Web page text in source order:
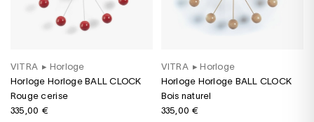
VITRA ▸ Horloge
Horloge Horloge BALL CLOCK
Rouge cerise
335,00 €
VITRA ▸ Horloge
Horloge Horloge BALL CLOCK
Bois naturel
335,00 €